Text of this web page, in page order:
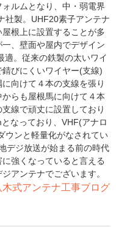
ルムとなり、中・弱電界
社製。UHF20素子アンテナ
根上に設置することが多
、壁面や屋内でデザイン
適。従来の鉄製の太いワイ
びにくいワイヤー(支線)
向けて４本の支線を張り
らも屋根馬に向けて４本
線で頑丈に設置しており
なっており、VHF(アナロ
ウンと軽量化がなされてい
デジ放送が始まる前の時代
強くなっていると言える
アンテナでございます。
木式アンテナ工事ブログ